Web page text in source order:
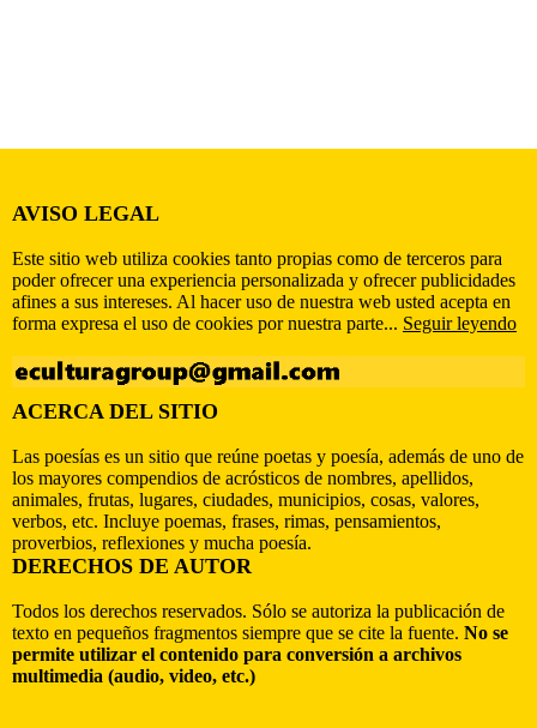
AVISO LEGAL
Este sitio web utiliza cookies tanto propias como de terceros para
poder ofrecer una experiencia personalizada y ofrecer publicidades
afines a sus intereses. Al hacer uso de nuestra web usted acepta en
forma expresa el uso de cookies por nuestra parte... Seguir leyendo
ACERCA DEL SITIO
Las poesías es un sitio que reúne poetas y poesía, además de uno de
los mayores compendios de acrósticos de nombres, apellidos,
animales, frutas, lugares, ciudades, municipios, cosas, valores,
verbos, etc. Incluye poemas, frases, rimas, pensamientos,
proverbios, reflexiones y mucha poesía.
DERECHOS DE AUTOR
Todos los derechos reservados. Sólo se autoriza la publicación de
texto en pequeños fragmentos siempre que se cite la fuente. No se
permite utilizar el contenido para conversión a archivos
multimedia (audio, video, etc.)